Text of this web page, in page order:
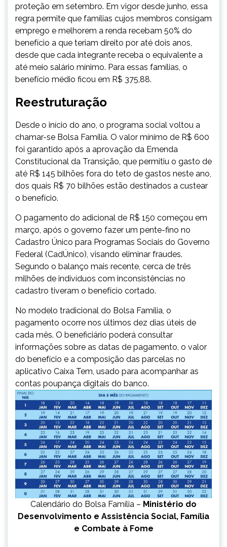
proteção em setembro. Em vigor desde junho, essa
regra permite que famílias cujos membros consigam
emprego e melhorem a renda recebam 50% do
benefício a que teriam direito por até dois anos,
desde que cada integrante receba o equivalente a
até meio salário mínimo. Para essas famílias, o
benefício médio ficou em R$ 375,88.
Reestruturação
Desde o início do ano, o programa social voltou a
chamar-se Bolsa Família. O valor mínimo de R$ 600
foi garantido após a aprovação da Emenda
Constitucional da Transição, que permitiu o gasto de
até R$ 145 bilhões fora do teto de gastos neste ano,
dos quais R$ 70 bilhões estão destinados a custear
o benefício.
O pagamento do adicional de R$ 150 começou em
março, após o governo fazer um pente-fino no
Cadastro Único para Programas Sociais do Governo
Federal (CadÚnico), visando eliminar fraudes.
Segundo o balanço mais recente, cerca de três
milhões de indivíduos com inconsistências no
cadastro tiveram o benefício cortado.
No modelo tradicional do Bolsa Família, o
pagamento ocorre nos últimos dez dias úteis de
cada mês. O beneficiário poderá consultar
informações sobre as datas de pagamento, o valor
do benefício e a composição das parcelas no
aplicativo Caixa Tem, usado para acompanhar as
contas poupança digitais do banco.
Calendário do Bolsa Família – Ministério do
Desenvolvimento e Assistência Social, Família
e Combate à Fome